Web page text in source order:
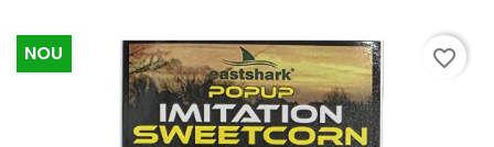
NOU favorite_border